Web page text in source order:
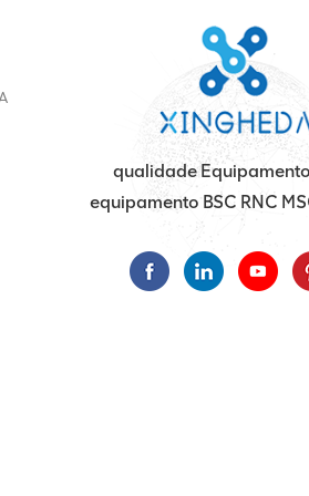
qualidade Equipamento
equipamento BSC RNC